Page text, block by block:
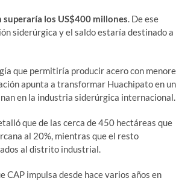
los US$400 millones. De ese
siderúrgica y el saldo estaría destinado a
que permitiría producir acero con
apunta a transformar Huachipato en un
en la industria siderúrgica internacional.
que de las cerca de 450 hectáreas que
al 20%, mientras que el resto
al distrito industrial.
impulsa desde hace varios años en